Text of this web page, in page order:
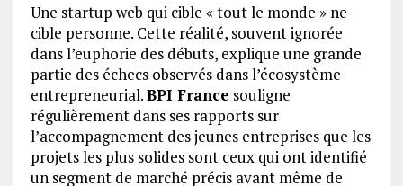
Une startup web qui cible « tout le monde » ne
cible personne. Cette réalité, souvent ignorée
dans l’euphorie des débuts, explique une grande
partie des échecs observés dans l’écosystème
entrepreneurial.BPI France souligne
régulièrement dans ses rapports sur
l’accompagnement des jeunes entreprises que les
projets les plus solides sont ceux qui ont identifié
un segment de marché précis avant même de